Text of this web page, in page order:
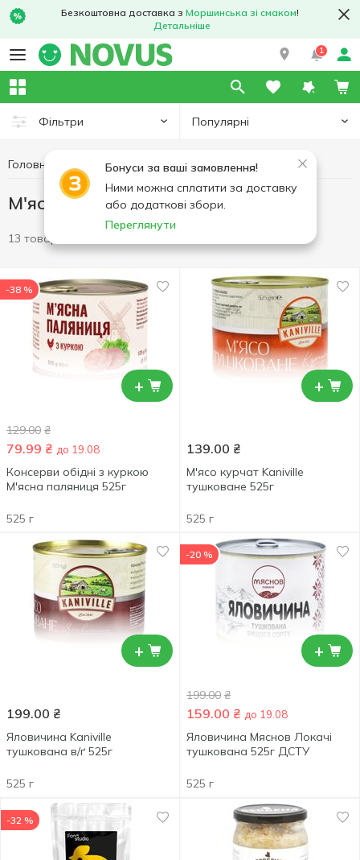
Безкоштовна доставка з Моршинська зі смаком!
Детальніше
1
Фільтри Популярні
Бонуси за ваші замовлення!
Ними можна сплатити за доставку
або додаткові збори.
Переглянути
Головна Консерви М'ясна консервація
М'ясна консервація
13 товарів
+
-38 %
129.00 ₴
79.99 ₴ до 19.08
Консерви обідні з куркою
М'ясна паляниця 525г
525 г
+
139.00 ₴
М'ясо курчат Kaniville
тушковане 525г
525 г
+
199.00 ₴
Яловичина Kaniville
тушкована в/ґ 525г
525 г
+
-20 %
199.00 ₴
159.00 ₴ до 19.08
Яловичина Мяснов Локачі
тушкована 525г ДСТУ
525 г
-32 %